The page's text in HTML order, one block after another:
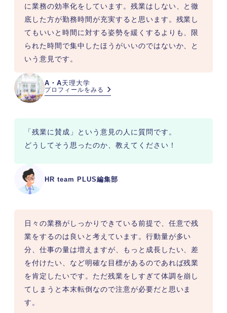
A・A天理大学
プロフィールをみる
に業務の効率化をしています。残業はしない、と徹
底した方が勤務時間が充実すると思います。残業し
てもいいと時間に対する姿勢を緩くするよりも、限
られた時間で集中したほうがいいのではないか、と
いう意見です。
HR team PLUS編集部
「残業に賛成」という意見の人に質問です。
どうしてそう思ったのか、教えてください！
日々の業務がしっかりできている前提で、任意で残
業をするのは良いと考えています。行動量が多い
分、仕事の量は増えますが、もっと成長したい、差
を付けたい、など明確な目標があるのであれば残業
を肯定したいです。ただ残業をしすぎて体調を崩し
てしまうと本末転倒なので注意が必要だと思いま
す。